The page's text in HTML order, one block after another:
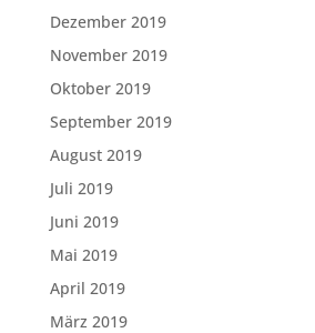
Dezember 2019
November 2019
Oktober 2019
September 2019
August 2019
Juli 2019
Juni 2019
Mai 2019
April 2019
März 2019